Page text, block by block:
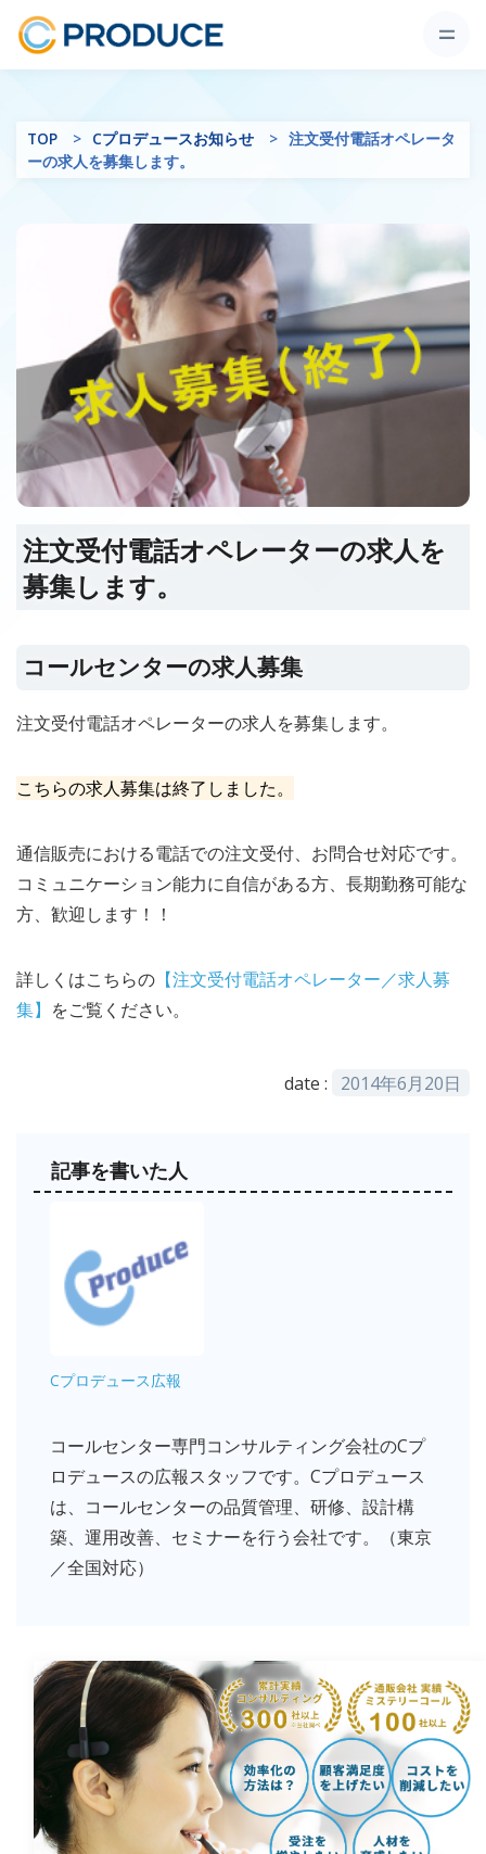
TOP Cプロデュースお知らせ
注文受付電話オペレータ
ーの求人を募集します。
注文受付電話オペレーターの求人を
募集します。
コールセンターの求人募集
注文受付電話オペレーターの求人を募集します。
こちらの求人募集は終了しました。
通信販売における電話での注文受付、お問合せ対応です。
コミュニケーション能力に自信がある方、長期勤務可能な
方、歓迎します！！
詳しくはこちらの 【注文受付電話オペレーター／求人募
集】 をご覧ください。
date : 2014年6月20日
記事を書いた人
Cプロデュース広報
コールセンター専門コンサルティング会社のCプ
ロデュースの広報スタッフです。Cプロデュース
は、コールセンターの品質管理、研修、設計構
築、運用改善、セミナーを行う会社です。（東京
／全国対応）